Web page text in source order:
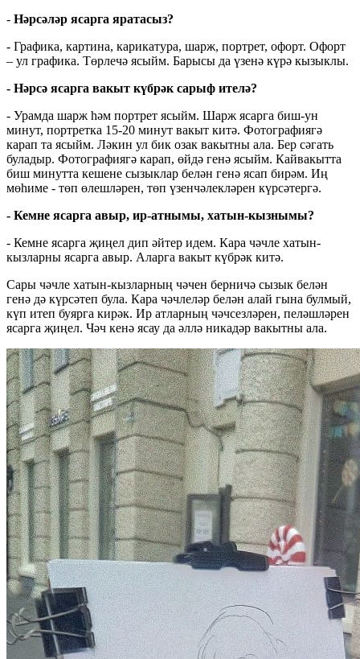
- Нәрсәләр ясарга яратасыз?
- Графика, картина, карикатура, шарж, портрет, офорт. Офорт
– ул графика. Төрлечә ясыйм. Барысы да үзенә күрә кызыклы.
- Нәрсә ясарга вакыт күбрәк сарыф ителә?
- Урамда шарж һәм портрет ясыйм. Шарж ясарга биш-ун
минут, портретка 15-20 минут вакыт китә. Фотографиягә
карап та ясыйм. Ләкин ул бик озак вакытны ала. Бер сәгать
буладыр. Фотографиягә карап, өйдә генә ясыйм. Кайвакытта
биш минутта кешене сызыклар белән генә ясап бирәм. Иң
мөһиме - төп өлешләрен, төп үзенчәлекләрен күрсәтергә.
- Кемне ясарга авыр, ир-атнымы, хатын-кызнымы?
- Кемне ясарга җиңел дип әйтер идем. Кара чәчле хатын-
кызларны ясарга авыр. Аларга вакыт күбрәк китә.
Сары чәчле хатын-кызларның чәчен берничә сызык белән
генә дә күрсәтеп була. Кара чәчлеләр белән алай гына булмый,
күп итеп буярга кирәк. Ир атларның чәчсезләрен, пеләшләрен
ясарга җиңел. Чәч кенә ясау да әллә никадәр вакытны ала.